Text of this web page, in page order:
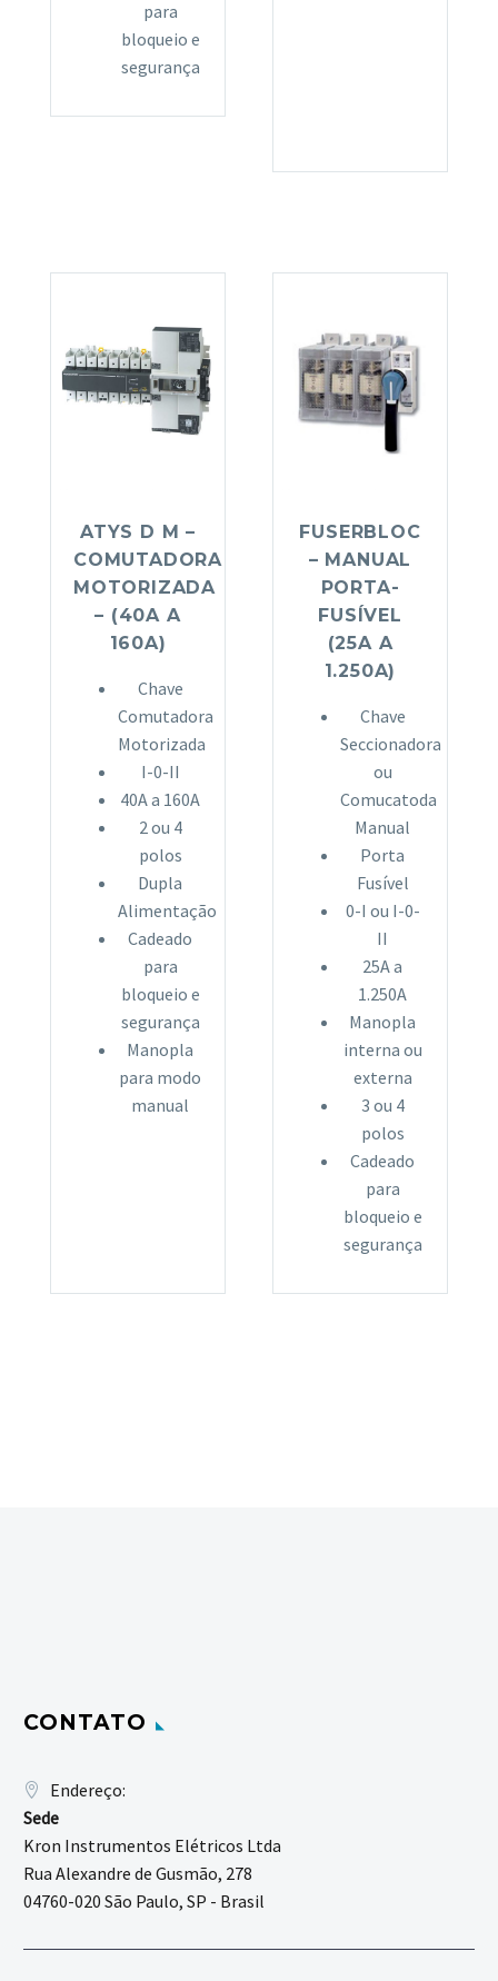
para
bloqueio e
segurança
ATYS D M –
COMUTADORA
MOTORIZADA
– (40A A
160A)
Chave
Comutadora
Motorizada
I-0-II
40A a 160A
2 ou 4
polos
Dupla
Alimentação
Cadeado
para
bloqueio e
segurança
Manopla
para modo
manual
FUSERBLOC
– MANUAL
PORTA-
FUSÍVEL
(25A A
1.250A)
Chave
Seccionadora
ou
Comucatoda
Manual
Porta
Fusível
0-I ou I-0-
II
25A a
1.250A
Manopla
interna ou
externa
3 ou 4
polos
Cadeado
para
bloqueio e
segurança
CONTATO
Endereço:
Sede
Kron Instrumentos Elétricos Ltda
Rua Alexandre de Gusmão, 278
04760-020 São Paulo, SP - Brasil